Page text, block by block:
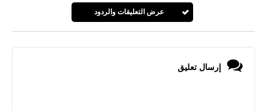
عرض التعليقات والردود
إرسال تعليق